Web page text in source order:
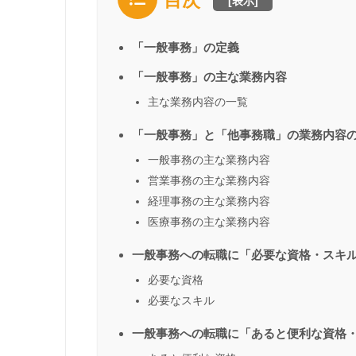
「一般事務」の定義
「一般事務」の主な業務内容
主な業務内容の一覧
「一般事務」と「他事務職」の業務内容
一般事務の主な業務内容
営業事務の主な業務内容
経理事務の主な業務内容
医療事務の主な業務内容
一般事務への転職に「必要な資格・スキル
必要な資格
必要なスキル
一般事務への転職に「あると便利な資格